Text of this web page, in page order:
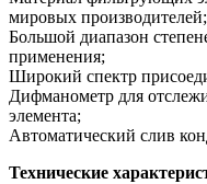
мировых производителей;
Большой диапазон
применения;
Широкий спектр
Дифманометр для
элемента;
Автоматический слив
Технические